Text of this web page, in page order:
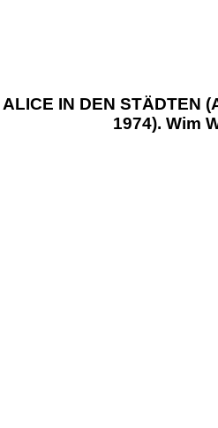
ALICE IN DEN STÄDTEN
1974). Wim